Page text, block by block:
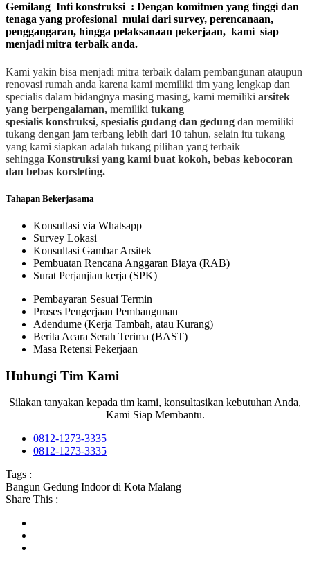
Gemilang Inti konstruksi : Dengan komitmen yang tinggi dan
tenaga yang profesional mulai dari survey, perencanaan,
penggangaran, hingga pelaksanaan pekerjaan, kami siap
menjadi mitra terbaik anda.
Kami yakin bisa menjadi mitra terbaik dalam pembangunan ataupun
renovasi rumah anda karena kami memiliki tim yang lengkap dan
specialis dalam bidangnya masing masing, kami memiliki arsitek
yang berpengalaman, memiliki tukang
spesialis konstruksi, spesialis gudang dan gedung dan memiliki
tukang dengan jam terbang lebih dari 10 tahun, selain itu tukang
yang kami siapkan adalah tukang pilihan yang terbaik
sehingga Konstruksi yang kami buat kokoh, bebas kebocoran
dan bebas korsleting.
Tahapan Bekerjasama
Konsultasi via Whatsapp
Survey Lokasi
Konsultasi Gambar Arsitek
Pembuatan Rencana Anggaran Biaya (RAB)
Surat Perjanjian kerja (SPK)
Pembayaran Sesuai Termin
Proses Pengerjaan Pembangunan
Adendume (Kerja Tambah, atau Kurang)
Berita Acara Serah Terima (BAST)
Masa Retensi Pekerjaan
Hubungi Tim Kami
Silakan tanyakan kepada tim kami, konsultasikan kebutuhan Anda,
Kami Siap Membantu.
0812-1273-3335
0812-1273-3335
Tags :
Bangun Gedung Indoor di Kota Malang
Share This :